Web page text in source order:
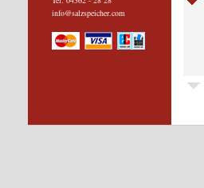
info@salzspeicher.com